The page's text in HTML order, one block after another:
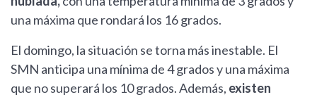
una máxima que rondará los 16 grados.
El domingo, la situación se torna más inestable. El
SMN anticipa una mínima de 4 grados y una máxima
que no superará los 10 grados. Además, existen